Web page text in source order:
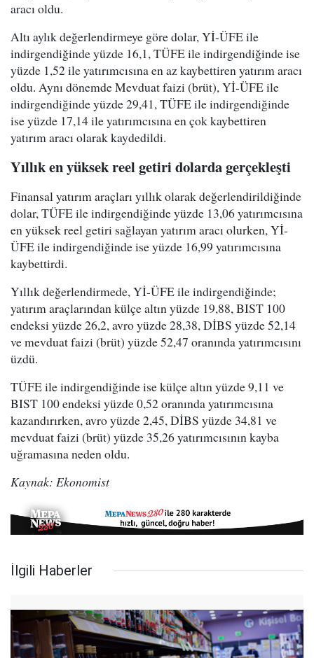
aracı oldu.
Altı aylık değerlendirmeye göre dolar, Yİ-ÜFE ile
indirgendiğinde yüzde 16,1, TÜFE ile indirgendiğinde ise
yüzde 1,52 ile yatırımcısına en az kaybettiren yatırım aracı
oldu. Aynı dönemde Mevduat faizi (brüt), Yİ-ÜFE ile
indirgendiğinde yüzde 29,41, TÜFE ile indirgendiğinde
ise yüzde 17,14 ile yatırımcısına en çok kaybettiren
yatırım aracı olarak kaydedildi.
Yıllık en yüksek reel getiri dolarda gerçekleşti
Finansal yatırım araçları yıllık olarak değerlendirildiğinde
dolar, TÜFE ile indirgendiğinde yüzde 13,06 yatırımcısına
en yüksek reel getiri sağlayan yatırım aracı olurken, Yİ-
ÜFE ile indirgendiğinde ise yüzde 16,99 yatırımcısına
kaybettirdi.
Yıllık değerlendirmede, Yİ-ÜFE ile indirgendiğinde;
yatırım araçlarından külçe altın yüzde 19,88, BIST 100
endeksi yüzde 26,2, avro yüzde 28,38, DİBS yüzde 52,14
ve mevduat faizi (brüt) yüzde 52,47 oranında yatırımcısını
üzdü.
TÜFE ile indirgendiğinde ise külçe altın yüzde 9,11 ve
BIST 100 endeksi yüzde 0,52 oranında yatırımcısına
kazandırırken, avro yüzde 2,45, DİBS yüzde 34,81 ve
mevduat faizi (brüt) yüzde 35,26 yatırımcısının kayba
uğramasına neden oldu.
Kaynak: Ekonomist
İlgili Haberler